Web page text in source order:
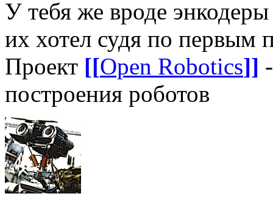
У тебя же вроде
их хотел судя по первым
Проект [[Open Robotics]]
построения роботов